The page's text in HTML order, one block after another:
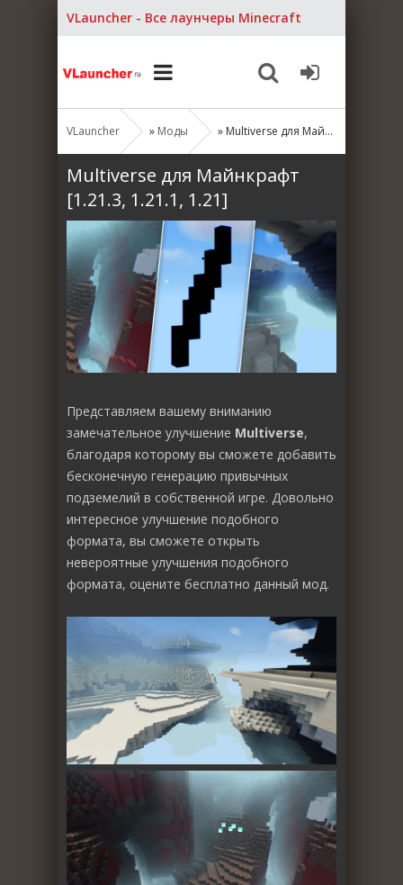
VLauncher - Все лаунчеры Minecraft
VLauncher » Моды » Multiverse для Майнкрафт [1.21.3, 1.21.1, 1.21]
Multiverse для Майнкрафт
[1.21.3, 1.21.1, 1.21]
Представляем вашему вниманию
замечательное улучшение Multiverse,
благодаря которому вы сможете добавить
бесконечную генерацию привычных
подземелий в собственной игре. Довольно
интересное улучшение подобного
формата, вы сможете открыть
невероятные улучшения подобного
формата, оцените бесплатно данный мод.